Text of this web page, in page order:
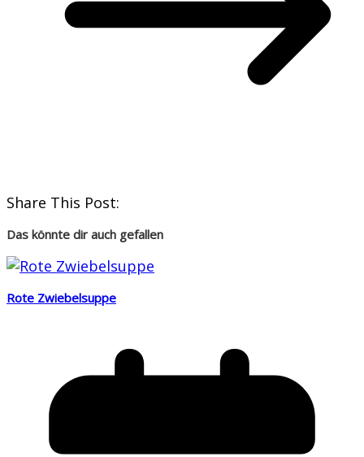
Share This Post:
Das könnte dir auch gefallen
Rote Zwiebelsuppe